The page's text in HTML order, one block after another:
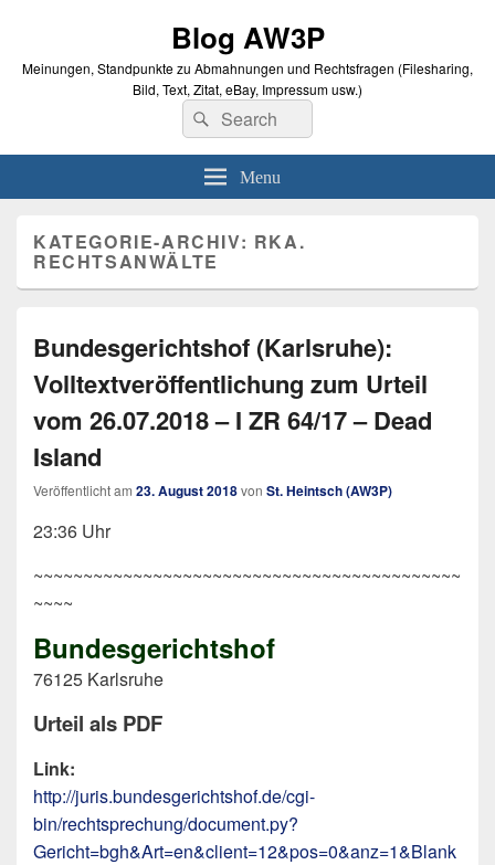
Blog AW3P
Meinungen, Standpunkte zu Abmahnungen und Rechtsfragen (Filesharing,
Bild, Text, Zitat, eBay, Impressum usw.)
Search
for:
Suche
Menu
KATEGORIE-ARCHIV: RKA.
RECHTSANWÄLTE
Bundesgerichtshof (Karlsruhe):
Volltextveröffentlichung zum Urteil
vom 26.07.2018 – I ZR 64/17 – Dead
Island
Veröffentlicht am 23. August 2018von St. Heintsch (AW3P)
23:36 Uhr
~~~~~~~~~~~~~~~~~~~~~~~~~~~~~~~~~~~~~~~~~~~
~~~~
Bundesgerichtshof
76125 Karlsruhe
Urteil als PDF
Link:
http://juris.bundesgerichtshof.de/cgi-
bin/rechtsprechung/document.py?
Gericht=bgh&Art=en&client=12&pos=0&anz=1&Blank